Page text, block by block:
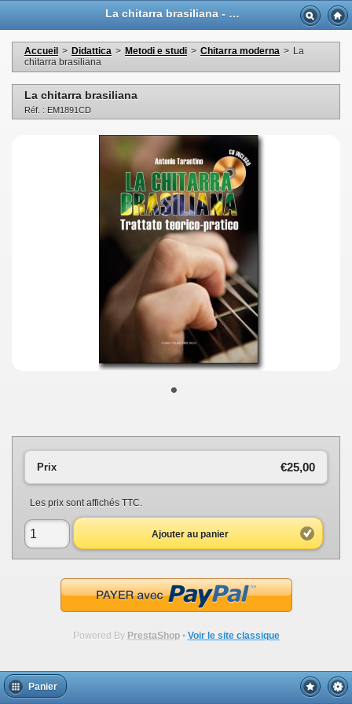
La chitarra brasiliana - Casa Musicale Eco
Accueil > Didattica > Metodi e studi > Chitarra moderna > La
chitarra brasiliana
La chitarra brasiliana
Réf. : EM1891CD
•
€25,00
Prix
Les prix sont affichés TTC.
Ajouter au panier
Powered By PrestaShop• Voir le site classique
Panier